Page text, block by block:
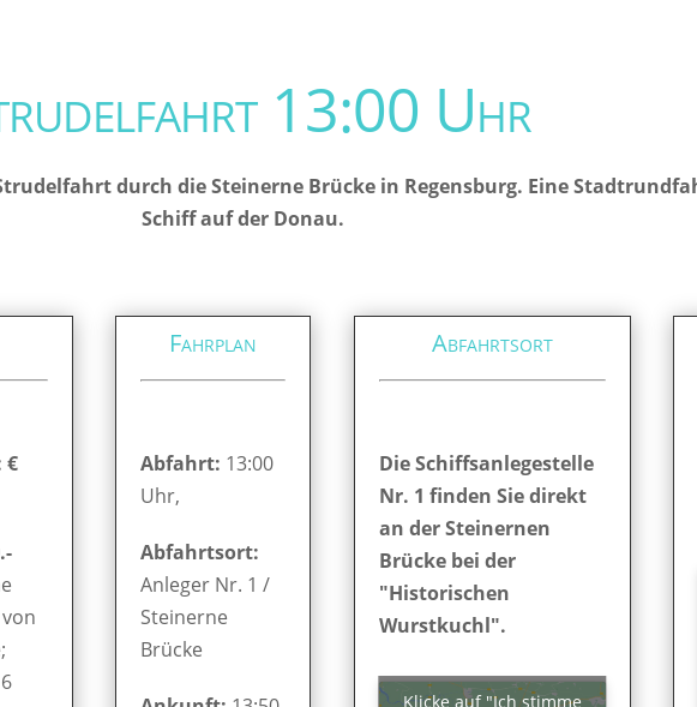
13:00 Uhr
durch die Steinerne Brücke in Regensburg. Eine
Schiff auf der Donau.
€
Fahrplan
Abfahrt: 13:00
Uhr,
Abfahrtsort:
Anleger Nr. 1 /
Steinerne
Brücke
Abfahrtsort
Die Schiffsanlegestelle
Nr. 1 finden Sie direkt
an der Steinernen
Brücke bei der
"Historischen
Wurstkuchl".
Klicke auf "Ich stimme